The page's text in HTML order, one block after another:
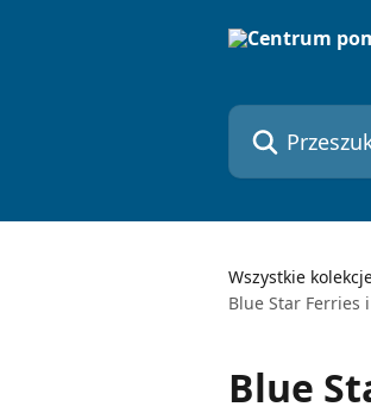
Przeszukaj
Wszystkie
Blue Star Ferries
Blue